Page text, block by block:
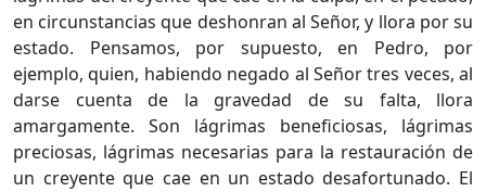
en circunstancias que deshonran al Señor, y llora por su
estado. Pensamos, por supuesto, en Pedro, por
ejemplo, quien, habiendo negado al Señor tres veces, al
darse cuenta de la gravedad de su falta, llora
amargamente. Son lágrimas beneficiosas, lágrimas
preciosas, lágrimas necesarias para la restauración de
un creyente que cae en un estado desafortunado. El